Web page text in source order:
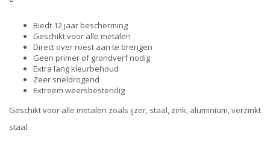
Biedt 12 jaar bescherming
Geschikt voor alle metalen
Direct over roest aan te brengen
Geen primer of grondverf nodig
Extra lang kleurbehoud
Zeer sneldrogend
Extreem weersbestendig
Geschikt voor alle metalen zoals ijzer, staal, zink, aluminium, verzinkt
staal.